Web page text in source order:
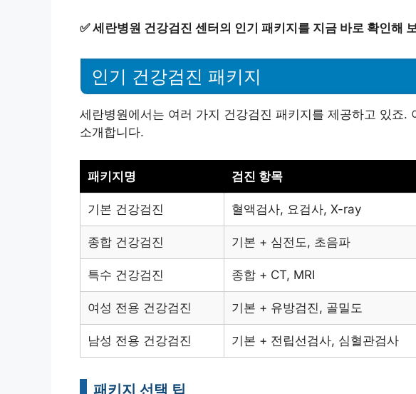
✅세란병원 건강검진 센터의 인기 패키지를 지금 바로 확인해
인기 건강검진 패키지
세란병원에서는 여러 가지 건강검진 패키지를 제공하고 있죠.
소개합니다.
패키지명 검진 항목
기본 건강검진 혈액검사, 요검사, X-ray
종합 건강검진 기본 + 심전도, 초음파
특수 건강검진 종합 + CT, MRI
여성 전용 건강검진 기본 + 유방검진, 골밀도
남성 전용 건강검진 기본 + 전립선검사, 심혈관검사
패키지 선택 팁